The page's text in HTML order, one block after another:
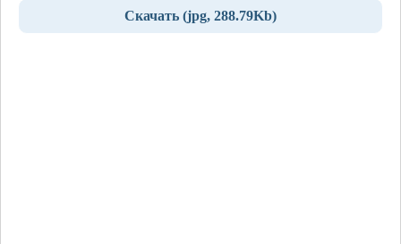
Скачать (jpg, 288.79Kb)